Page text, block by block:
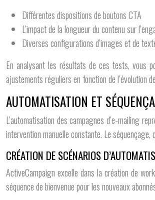
Différentes dispositions de boutons CTA
L’impact de la longueur du contenu sur
Diverses configurations d’images et de
En analysant les résultats de ces tests, vous
ajustements réguliers en fonction de l’évolution
AUTOMATISATION ET
L’automatisation des campagnes d’e-mailing
intervention manuelle constante. Le
CRÉATION DE SCÉNARIOS
ActiveCampaign excelle dans la création de
séquence de bienvenue pour les nouveaux